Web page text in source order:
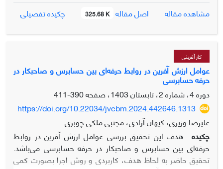
در شبکه‌های اجتماعی با شرکت برق و فعالیت­های آن ارتباط داشته­
اند که با روش نمونه‌گیری تصادفی انتخاب شدند. برای گرد‌آوری
داده‌ها از پرسشنامه استاندارد استفاده شد. روایی صوری و
محتوایی پرسشنامه از طریق تحلیل عاملی تأیید مورد تأیید قرار
انجام شد. نتایج این پژوهش حاکی از وجود شش متغیر؛ که به دو
بخش پیشایندها (شبکه­های اجتماعی) و پسایندها (تبلیغات
شفاهی، وفاداری برند، هوشمندسازی و دانش اجتماعی) در حوزه
مدیریت مصرف هوشمند دارد. همچنین شاخص GOF برابر 88/0
بدست آمد که نشان از برازش قوی مدل می‌باشد.
مشاهده مقاله
اصل مقاله 325.68 K چکیده تفصیلی
کار آفرینی
عوامل ارزش آفرین در روابط حرفه‌ای بین حسابرس و صاحبکار در
حرفه حسابرسی
دوره 4، شماره 2، تابستان 1403، صفحه
390-411
https://doi.org/10.22034/jvcbm.2024.442646.1313
علیرضا وزیری، کیهان آزادی، مجتبی ملکی چوبری
چکیده هدف این تحقیق بررسی عوامل ارزش آفرین در روابط
حرفه‌ای بین حسابرس و صاحبکار در حرفه حسابرسی می‌باشد.
تحقیق حاضر به لحاظ هدف، کاربردی و روش اجرا بصورت کمی